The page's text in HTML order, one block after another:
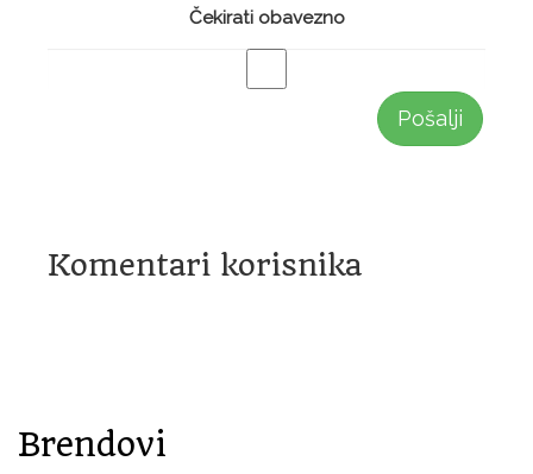
Čekirati obavezno
Pošalji
Komentari korisnika
Brendovi